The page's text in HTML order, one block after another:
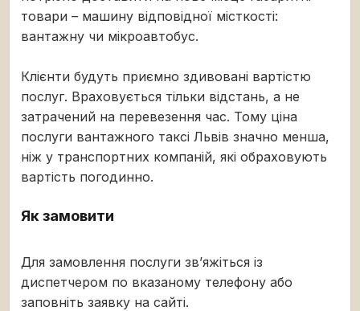
товари – машину відповідної місткості:
вантажну чи мікроавтобус.
Клієнти будуть приємно здивовані вартістю
послуг. Враховується тільки відстань, а не
затрачений на перевезення час. Тому ціна
послуги вантажного таксі Львів значно менша,
ніж у транспортних компаній, які обраховують
вартість погодинно.
Як замовити
Для замовлення послуги зв’яжіться із
диспетчером по вказаному телефону або
заповніть заявку на сайті.